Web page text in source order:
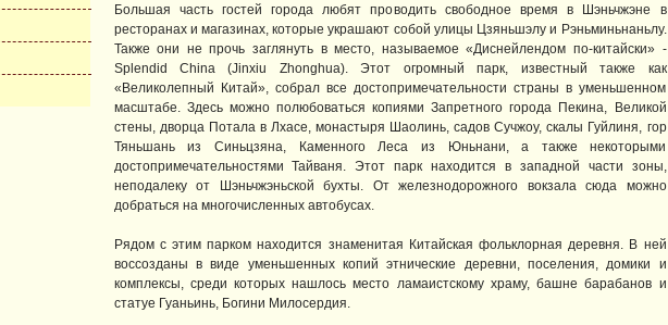
Большая часть гостей города любят проводить свободное время в Шэньчжэне в
ресторанах и магазинах, которые украшают собой улицы Цзяньшэлу и Рэньминьнаньлу.
Также они не прочь заглянуть в место, называемое «Диснейлендом по-китайски» -
Splendid China (Jinxiu Zhonghua). Этот огромный парк, известный также как
«Великолепный Китай», собрал все достопримечательности страны в уменьшенном
масштабе. Здесь можно полюбоваться копиями Запретного города Пекина, Великой
стены, дворца Потала в Лхасе, монастыря Шаолинь, садов Сучжоу, скалы Гуйлиня, гор
Тяньшань из Синьцзяна, Каменного Леса из Юньнани, а также некоторыми
достопримечательностями Тайваня. Этот парк находится в западной части зоны,
неподалеку от Шэньчжэньской бухты. От железнодорожного вокзала сюда можно
добраться на многочисленных автобусах.
Рядом с этим парком находится знаменитая Китайская фольклорная деревня. В ней
воссозданы в виде уменьшенных копий этнические деревни, поселения, домики и
комплексы, среди которых нашлось место ламаистскому храму, башне барабанов и
статуе Гуаньинь, Богини Милосердия.